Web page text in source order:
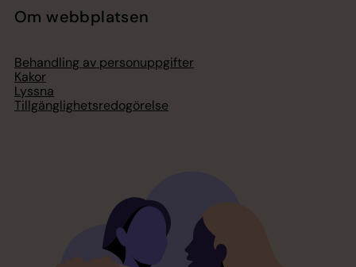
Om webbplatsen
Behandling av personuppgifter
Kakor
Lyssna
Tillgänglighetsredogörelse